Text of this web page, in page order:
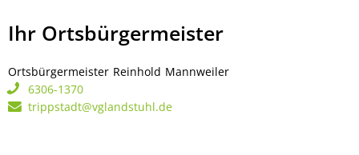
Ihr Ortsbürgermeister
Ortsbürgermeister Reinhold Mannweiler
6306-1370
trippstadt@vglandstuhl.de